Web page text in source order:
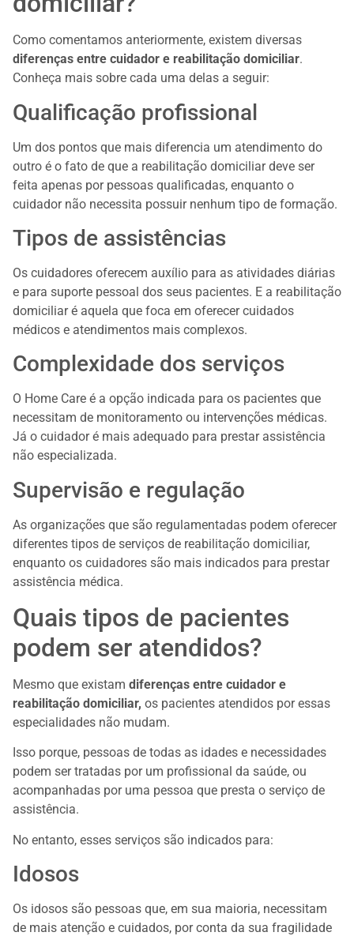
Como comentamos anteriormente, existem diversas
diferenças entre cuidador e reabilitação domiciliar.
Conheça mais sobre cada uma delas a seguir:
Qualificação profissional
Um dos pontos que mais diferencia um atendimento do
outro é o fato de que a reabilitação domiciliar deve ser
feita apenas por pessoas qualificadas, enquanto o
cuidador não necessita possuir nenhum tipo de formação.
Tipos de assistências
Os cuidadores oferecem auxílio para as atividades diárias
e para suporte pessoal dos seus pacientes. E a reabilitação
domiciliar é aquela que foca em oferecer cuidados
médicos e atendimentos mais complexos.
Complexidade dos serviços
O Home Care é a opção indicada para os pacientes que
necessitam de monitoramento ou intervenções médicas.
Já o cuidador é mais adequado para prestar assistência
não especializada.
Supervisão e regulação
As organizações que são regulamentadas podem oferecer
diferentes tipos de serviços de reabilitação domiciliar,
enquanto os cuidadores são mais indicados para prestar
assistência médica.
Quais tipos de pacientes
podem ser atendidos?
Mesmo que existam diferenças entre cuidador e
reabilitação domiciliar, os pacientes atendidos por essas
especialidades não mudam.
Isso porque, pessoas de todas as idades e necessidades
podem ser tratadas por um profissional da saúde, ou
acompanhadas por uma pessoa que presta o serviço de
assistência.
No entanto, esses serviços são indicados para:
Idosos
Os idosos são pessoas que, em sua maioria, necessitam
de mais atenção e cuidados, por conta da sua fragilidade